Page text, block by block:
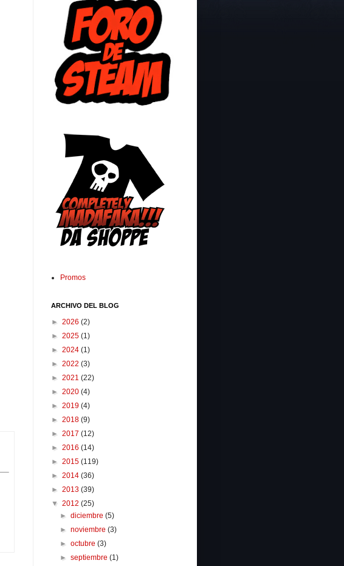
Promos
ARCHIVO DEL BLOG
► 2026 (2)
► 2025 (1)
► 2024 (1)
► 2022 (3)
► 2021 (22)
► 2020 (4)
► 2019 (4)
► 2018 (9)
► 2017 (12)
► 2016 (14)
► 2015 (119)
► 2014 (36)
► 2013 (39)
▼ 2012 (25)
►diciembre(5)
►noviembre(3)
►octubre(3)
►septiembre(1)